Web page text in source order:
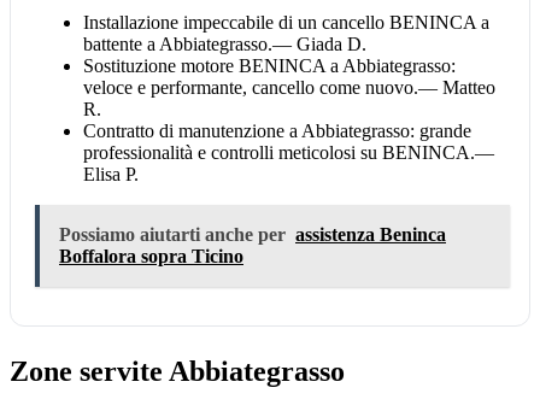
Installazione impeccabile di un cancello BENINCA a
battente a Abbiategrasso.— Giada D.
Sostituzione motore BENINCA a Abbiategrasso:
veloce e performante, cancello come nuovo.— Matteo
R.
Contratto di manutenzione a Abbiategrasso: grande
professionalità e controlli meticolosi su BENINCA.—
Elisa P.
Possiamo aiutarti anche per assistenza Beninca
Boffalora sopra Ticino
Zone servite Abbiategrasso